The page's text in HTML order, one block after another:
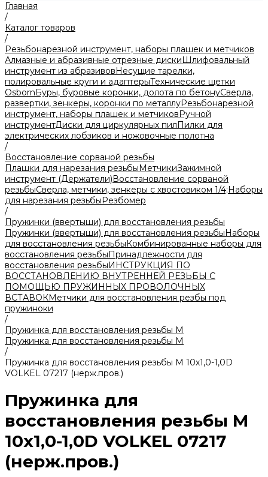
Главная
/
Каталог товаров
/
Резьбонарезной инструмент, наборы плашек и метчиков
Алмазные и абразивные отрезные дискиШлифовальный
инструмент из абразивовНесущие тарелки,
полировальные круги и адаптерыТехнические щетки
OsbornБуры, буровые коронки, долота по бетонуСверла,
развертки, зенкеры, коронки по металлуРезьбонарезной
инструмент, наборы плашек и метчиковРучной
инструментДиски для циркулярных пилПилки для
электрических лобзиков и ножовочные полотна
/
Восстановление сорваной резьбы
Плашки для нарезания резьбыМетчикиЗажимной
инструмент (Держатели)Восстановление сорваной
резьбыСверла, метчики, зенкеры с хвостовиком 1/4;Наборы
для нарезания резьбыРезбомер
/
Пружинки (ввертыши) для восстановления резьбы
Пружинки (ввертыши) для восстановления резьбыНаборы
для восстановления резьбыКомбинированные наборы для
восстановления резьбыПринадлежности для
восстановления резьбыИНСТРУКЦИЯ ПО
ВОССТАНОВЛЕНИЮ ВНУТРЕННЕЙ РЕЗЬБЫ С
ПОМОЩЬЮ ПРУЖИННЫХ ПРОВОЛОЧНЫХ
ВСТАВОКМетчики для восстановления резбы под
пружиноки
/
Пружинка для восстановления резьбы M
Пружинка для восстановления резьбы M
/
Пружинка для восстановления резьбы M 10х1,0-1,0D
VOLKEL 07217 (нерж.пров.)
Пружинка для
восстановления резьбы M
10х1,0-1,0D VOLKEL 07217
(нерж.пров.)